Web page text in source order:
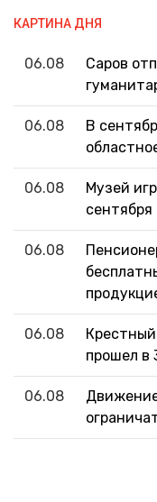
КАРТИНА ДНЯ
06.08
Саров
06.08
В
06.08
Музей
сентября
06.08
06.08
прошел в
06.08